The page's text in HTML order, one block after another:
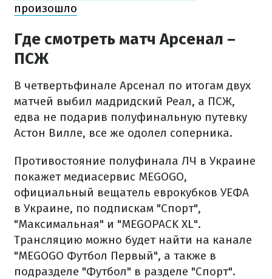
произошло
Где смотреть матч Арсенал –
ПСЖ
В четвертьфинале Арсенал по итогам двух
матчей выбил мадридский Реал, а ПСЖ,
едва не подарив полуфинальную путевку
Астон Вилле, все же одолел соперника.
Противостояние полуфинала ЛЧ в Украине
покажет медиасервис MEGOGO,
официальный вещатель еврокубков УЕФА
в Украине, по подпискам "Спорт",
"Максимальная" и "MEGOPACK XL".
Трансляцию можно будет найти на канале
"MEGOGO Футбол Первый", а также в
подразделе "Футбол" в разделе "Спорт".